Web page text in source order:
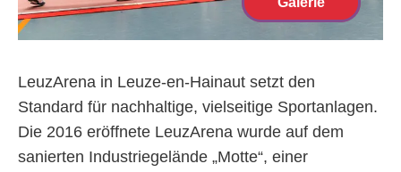
LeuzArena in Leuze-en-Hainaut setzt den
Standard für nachhaltige, vielseitige Sportanlagen.
Die 2016 eröffnete LeuzArena wurde auf dem
sanierten Industriegelände „Motte“, einer